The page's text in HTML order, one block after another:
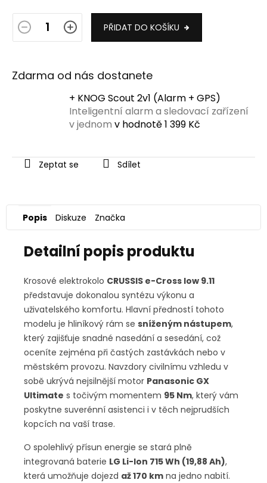
PŘIDAT DO KOŠÍKU
Zdarma od nás dostanete
+ KNOG Scout 2v1 (Alarm + GPS)
Inteligentní alarm a sledovací zařízení
v jednom v hodnotě 1 399 Kč
Zeptat se Sdílet
Popis Diskuze Značka
Detailní popis produktu
Krosové elektrokolo CRUSSIS e-Cross low 9.11
představuje dokonalou syntézu výkonu a
uživatelského komfortu. Hlavní předností tohoto
modelu je hliníkový rám se sníženým nástupem,
který zajišťuje snadné nasedání a sesedání, což
oceníte zejména při častých zastávkách nebo v
městském provozu. Navzdory civilnímu vzhledu v
sobě ukrývá nejsilnější motor Panasonic GX
Ultimate s točivým momentem 95 Nm, který vám
poskytne suverénní asistenci i v těch nejprudších
kopcích na vaší trase.
O spolehlivý přísun energie se stará plně
integrovaná baterie LG Li-Ion 715 Wh (19,88 Ah),
která umožňuje dojezd až 170 km na jedno nabití.